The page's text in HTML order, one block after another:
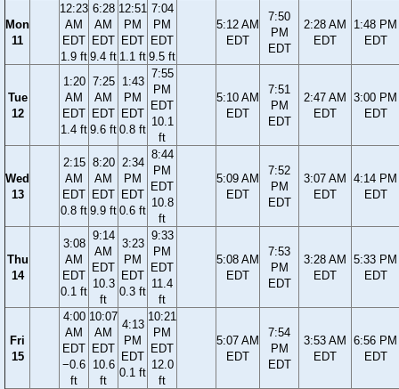
Mon
11
12:23
AM
EDT
1.9 ft
6:28
AM
EDT
9.4 ft
12:51
PM
EDT
1.1 ft
7:04
PM
EDT
9.5 ft
5:12 AM
EDT
7:50
PM
EDT
2:28 AM
EDT
1:48 PM
EDT
Tue
12
1:20
AM
EDT
1.4 ft
7:25
AM
EDT
9.6 ft
1:43
PM
EDT
0.8 ft
7:55
PM
EDT
10.1
ft
5:10 AM
EDT
7:51
PM
EDT
2:47 AM
EDT
3:00 PM
EDT
Wed
13
2:15
AM
EDT
0.8 ft
8:20
AM
EDT
9.9 ft
2:34
PM
EDT
0.6 ft
8:44
PM
EDT
10.8
ft
5:09 AM
EDT
7:52
PM
EDT
3:07 AM
EDT
4:14 PM
EDT
Thu
14
3:08
AM
EDT
0.1 ft
9:14
AM
EDT
10.3
ft
3:23
PM
EDT
0.3 ft
9:33
PM
EDT
11.4
ft
5:08 AM
EDT
7:53
PM
EDT
3:28 AM
EDT
5:33 PM
EDT
Fri
15
4:00
AM
EDT
−0.6
ft
10:07
AM
EDT
10.6
ft
4:13
PM
EDT
0.1 ft
10:21
PM
EDT
12.0
ft
5:07 AM
EDT
7:54
PM
EDT
3:53 AM
EDT
6:56 PM
EDT